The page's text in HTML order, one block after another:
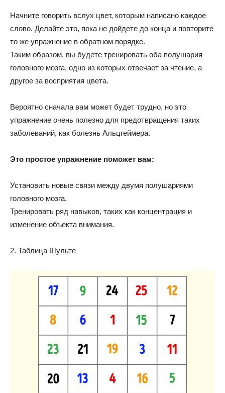
Начните говорить вслух цвет, которым написано каждое
слово. Делайте это, пока не дойдете до конца и повторите
то же упражнение в обратном порядке.
Таким образом, вы будете тренировать оба полушария
головного мозга, одно из которых отвечает за чтение, а
другое за восприятия цвета.
Вероятно сначала вам может будет трудно, но это
упражнение очень полезно для предотвращения таких
заболеваний, как болезнь Альцгеймера.
Это простое упражнение поможет вам:
Установить новые связи между двумя полушариями
головного мозга.
Тренировать ряд навыков, таких как концентрация и
изменение объекта внимания.
2. Таблица Шульте